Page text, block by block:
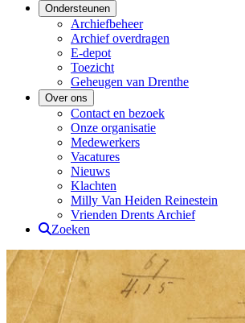
Ondersteunen
Archiefbeheer
Archief overdragen
E-depot
Toezicht
Geheugen van Drenthe
Over ons
Contact en bezoek
Onze organisatie
Medewerkers
Vacatures
Nieuws
Klachten
Milly Van Heiden Reinestein
Vrienden Drents Archief
Zoeken
Drents Archief